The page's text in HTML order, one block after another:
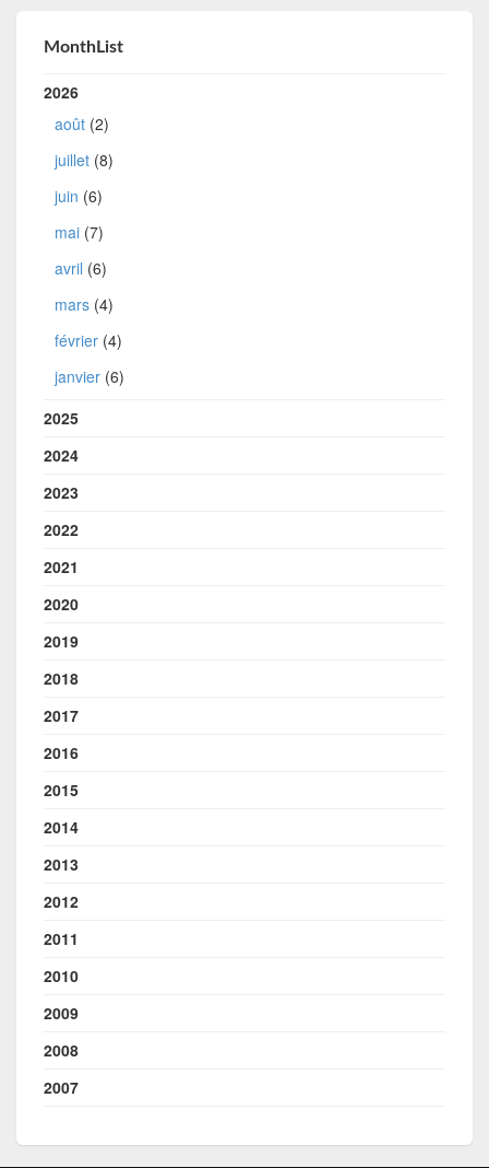
MonthList
2026
août (2)
juillet (8)
juin (6)
mai (7)
avril (6)
mars (4)
février (4)
janvier (6)
2025
2024
2023
2022
2021
2020
2019
2018
2017
2016
2015
2014
2013
2012
2011
2010
2009
2008
2007